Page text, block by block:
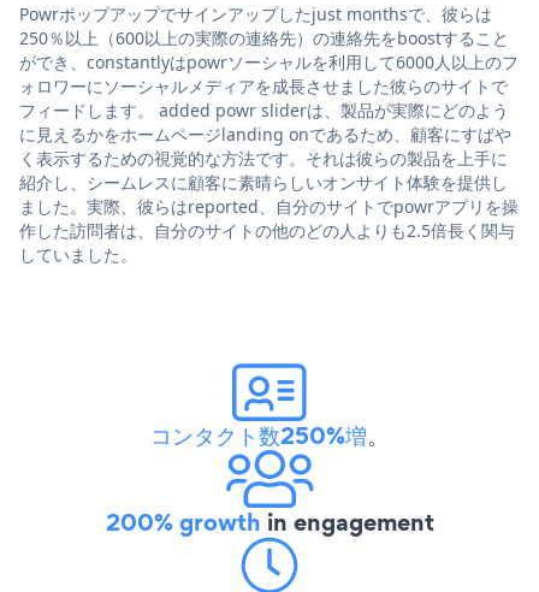
Powrポップアップでサインアップしたjust monthsで、彼らは
250％以上（600以上の実際の連絡先）の連絡先をboostすること
ができ、constantlyはpowrソーシャルを利用して6000人以上のフ
ォロワーにソーシャルメディアを成長させました彼らのサイトで
フィードします。 added powr sliderは、製品が実際にどのよう
に見えるかをホームページlanding onであるため、顧客にすばや
く表示するための視覚的な方法です。それは彼らの製品を上手に
紹介し、シームレスに顧客に素晴らしいオンサイト体験を提供し
ました。実際、彼らはreported、自分のサイトでpowrアプリを操
作した訪問者は、自分のサイトの他のどの人よりも2.5倍長く関与
していました。
コンタクト数250%増。
200% growth in engagement